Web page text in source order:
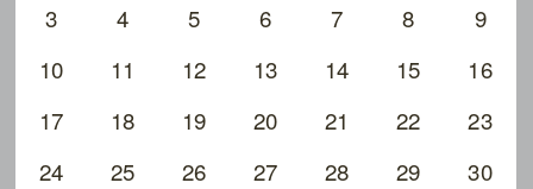
3
4 5 6 7 8
9
10
11 12 13 14 15
16
17
18 19 20 21 22
23
24
25 26 27 28 29
30